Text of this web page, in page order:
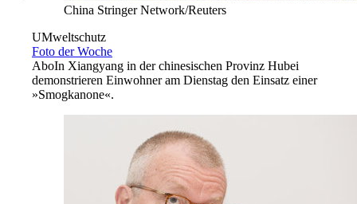
China Stringer Network/Reuters
UMweltschutz
Foto der Woche
AboIn Xiangyang in der chinesischen Provinz Hubei
demonstrieren Einwohner am Dienstag den Einsatz einer
»Smogkanone«.